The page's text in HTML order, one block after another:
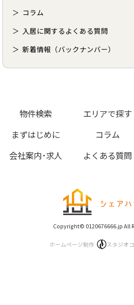
コラム
入居に関するよくある質問
新着情報（バックナンバー）
物件検索 エリアで探す
まずはじめに
コラム
会社案内･求人
よくある質問
Copyright© 0120676666.jp All
ホームページ制作 スタジオ